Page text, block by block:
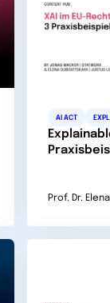
AI ACT
Prof. Dr.